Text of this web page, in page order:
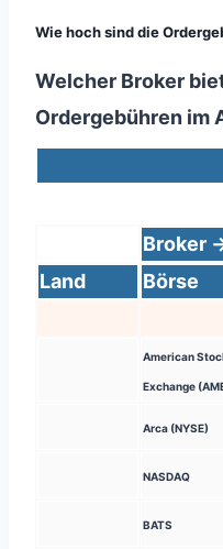
Wie hoch sind die
Welcher Broker
Ordergebühren im
Broker -
Land
Börse
American
Exchange
Arca (NYSE)
NASDAQ
BATS